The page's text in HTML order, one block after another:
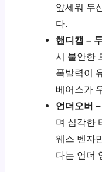
앞세워 두
다.
핸디캡 –
시 불안한
폭발력이
베어스가
언더오버
며 심각한
웨스 벤자
다는 언더